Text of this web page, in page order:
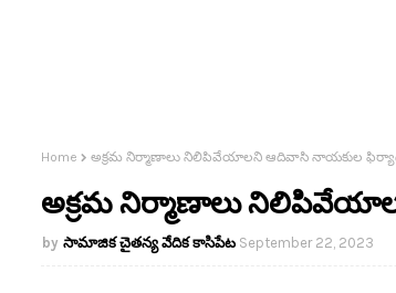
Home అక్రమ నిర్మాణాలు నిలిపివేయాలని ఆదివాసి నాయకుల
అక్రమ నిర్మాణాలు
సామాజిక చైతన్య వేదిక కాసిపేట September 22, 2023